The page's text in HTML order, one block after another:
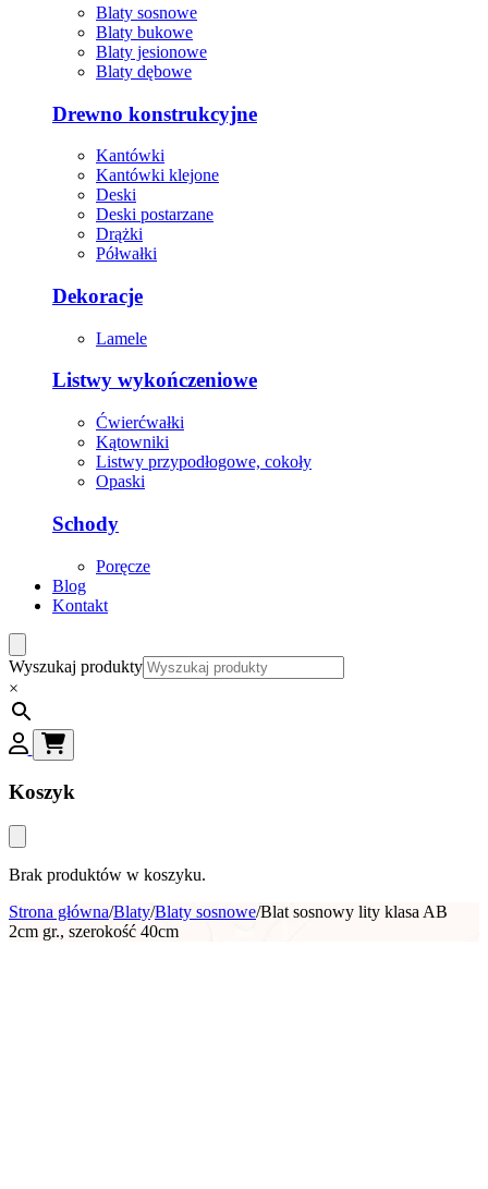
Blaty sosnowe
Blaty bukowe
Blaty jesionowe
Blaty dębowe
Drewno konstrukcyjne
Kantówki
Kantówki klejone
Deski
Deski postarzane
Drążki
Półwałki
Dekoracje
Lamele
Listwy wykończeniowe
Ćwierćwałki
Kątowniki
Listwy przypodłogowe, cokoły
Opaski
Schody
Poręcze
Blog
Kontakt
Wyszukaj produkty
×
Koszyk
Brak produktów w koszyku.
Strona główna/Blaty/Blaty sosnowe/Blat sosnowy lity klasa AB
2cm gr., szerokość 40cm